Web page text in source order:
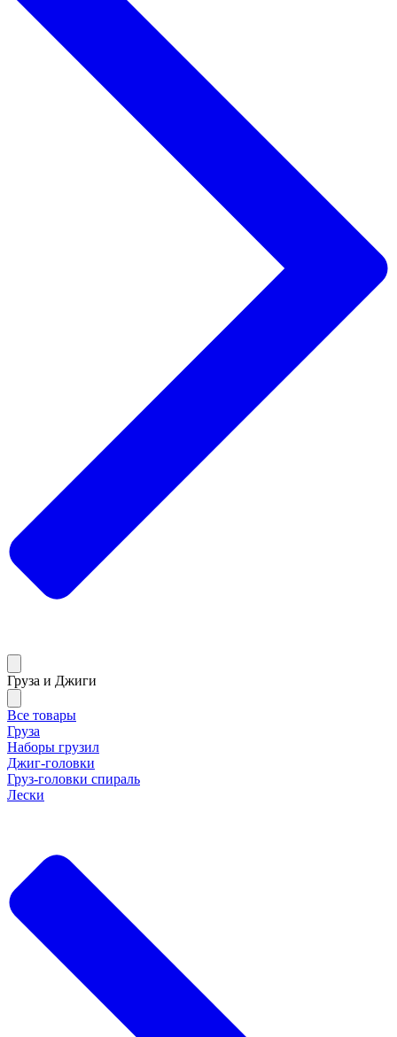
Груза и Джиги
Все товары
Груза
Наборы грузил
Джиг-головки
Груз-головки спираль
Лески